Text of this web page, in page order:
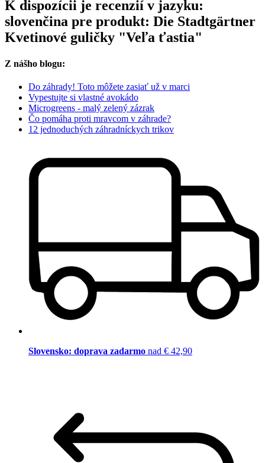
K dispozícii je recenzií v jazyku:
slovenčina pre produkt: Die Stadtgärtner
Kvetinové guličky "Veľa ťastia"
Z nášho blogu:
Do záhrady! Toto môžete zasiať už v marci
Vypestujte si vlastné avokádo
Microgreens - malý zelený zázrak
Čo pomáha proti mravcom v záhrade?
12 jednoduchých záhradníckych trikov
Slovensko: doprava zadarmo nad € 42,90